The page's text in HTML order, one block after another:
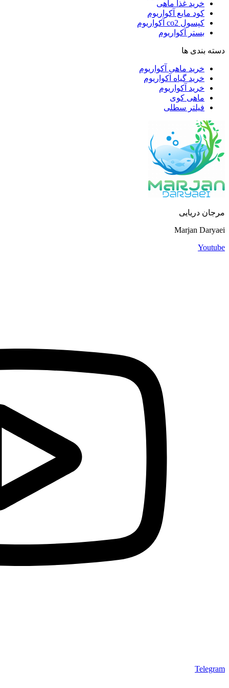
خرید غذا ماهی
کود مایع آکواریوم
کپسول co2 آکواریوم
بستر آکواریوم
دسته بندی ها
خرید ماهی آکواریوم
خرید گیاه آکواریوم
خرید آکواریوم
ماهی کوی
فیلتر سطلی
مرجان دریایی
Marjan Daryaei
Youtube
Telegram